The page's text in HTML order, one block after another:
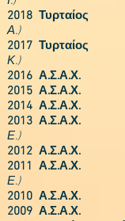
2018 Τυρταίος
Α.)
2017 Τυρταίος
Κ.)
2016 Α.Σ.Α.Χ.
2015 Α.Σ.Α.Χ.
2014 Α.Σ.Α.Χ.
2013 Α.Σ.Α.Χ.
Ε.)
2012 Α.Σ.Α.Χ.
2011 Α.Σ.Α.Χ.
Ε.)
2010 Α.Σ.Α.Χ.
2009 Α.Σ.Α.Χ.